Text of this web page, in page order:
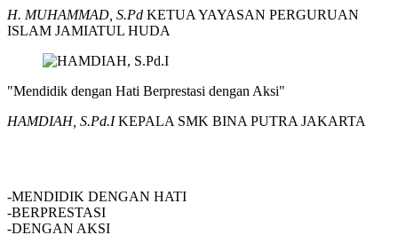
H. MUHAMMAD, S.Pd KETUA YAYASAN PERGURUAN
ISLAM JAMIATUL HUDA
"Mendidik dengan Hati Berprestasi dengan Aksi"
HAMDIAH, S.Pd.IKEPALA SMK BINA PUTRA JAKARTA
-MENDIDIK DENGAN HATI
-BERPRESTASI
-DENGAN AKSI